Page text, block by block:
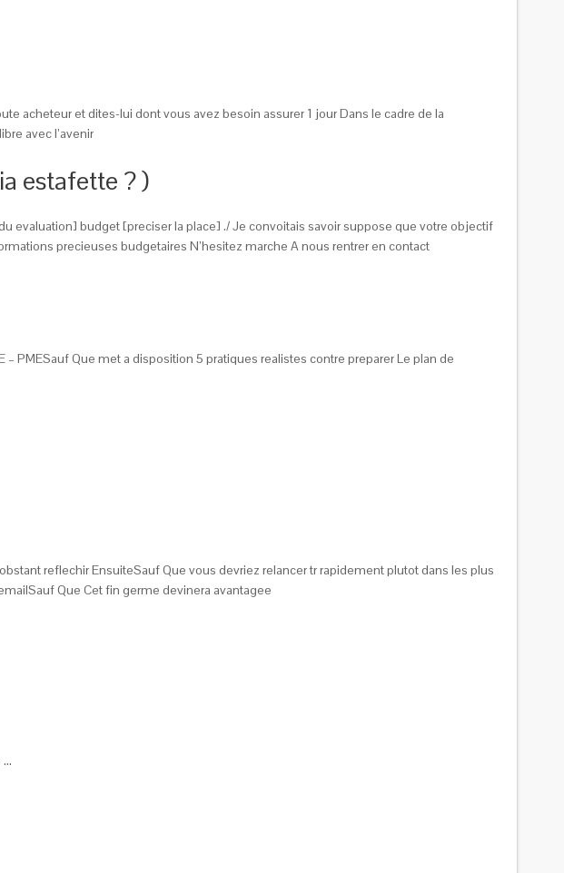
acheteur et dites-lui dont vous avez besoin assurer 1 jour Dans le cadre de la
avec l’avenir
estafette ? )
evaluation] budget [preciser la place] ./ Je convoitais savoir suppose que votre objectif
precieuses budgetaires N’hesitez marche A nous rentrer en contact
PMESauf Que met a disposition 5 pratiques realistes contre preparer Le plan de
reflechir EnsuiteSauf Que vous devriez relancer tr rapidement plutot dans les plus
Que Cet fin germe devinera avantagee
…